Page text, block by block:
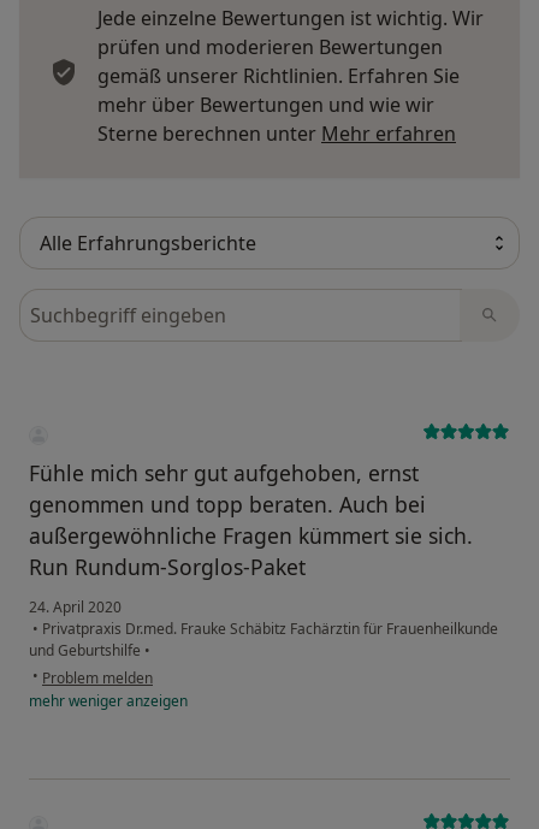
Jede einzelne Bewertungen ist wichtig. Wir
prüfen und moderieren Bewertungen
gemäß unserer Richtlinien. Erfahren Sie
mehr über Bewertungen und wie wir
Sterne berechnen unter Mehr erfahren
Bewertungen durchsuchen
Fühle mich sehr gut aufgehoben, ernst
genommen und topp beraten. Auch bei
außergewöhnliche Fragen kümmert sie sich.
Run Rundum-Sorglos-Paket
24. April 2020
• Privatpraxis Dr.med. Frauke Schäbitz Fachärztin für Frauenheilkunde
und Geburtshilfe •
• Problem melden
mehrwenigeranzeigen